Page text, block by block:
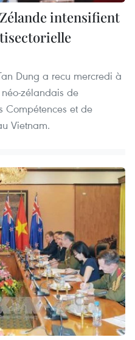
intensifient
Dung a recu mercredi à
zélandais de
Compétences et de
Vietnam.